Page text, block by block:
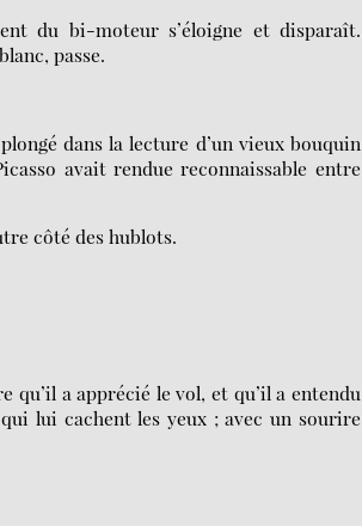
du bi-moteur s’éloigne et disparaît.
passe.
dans la lecture d’un vieux bouquin
avait rendue reconnaissable entre
côté des hublots.
a apprécié le vol, et qu’il a entendu
lui cachent les yeux ; avec un sourire